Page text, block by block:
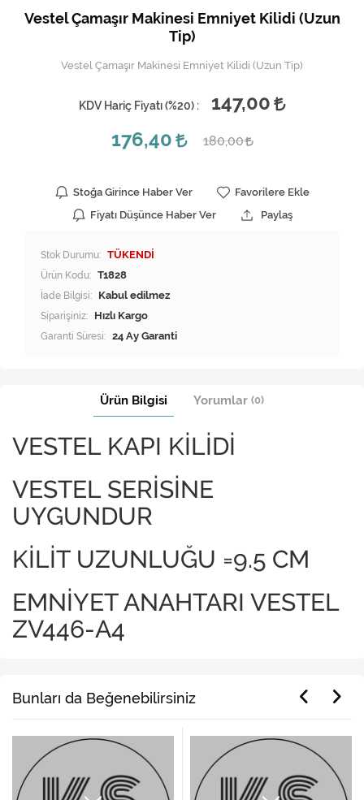
Soğutma Sistemleri
Şofben ve Termosifon
Vestel Çamaşır Makinesi Emniyet Kilidi (Uzun
Tip)
Vestel Çamaşır Makinesi Emniyet Kilidi (Uzun Tip)
KDV Hariç Fiyatı (%20) :
147,00
176,40
180,00
Stoğa Girince Haber Ver
Favorilere Ekle
Fiyatı Düşünce Haber Ver
Paylaş
Stok Durumu: TÜKENDİ
Ürün Kodu: T1828
İade Bilgisi:
Siparişiniz: Hızlı Kargo
Garanti Süresi: 24 Ay Garanti
Ürün Bilgisi Yorumlar (0)
VESTEL KAPI KİLİDİ
VESTEL SERİSİNE
UYGUNDUR
KİLİT UZUNLUĞU =9.5 CM
EMNİYET ANAHTARI VESTEL
ZV446-A4
Bunları da Beğenebilirsiniz